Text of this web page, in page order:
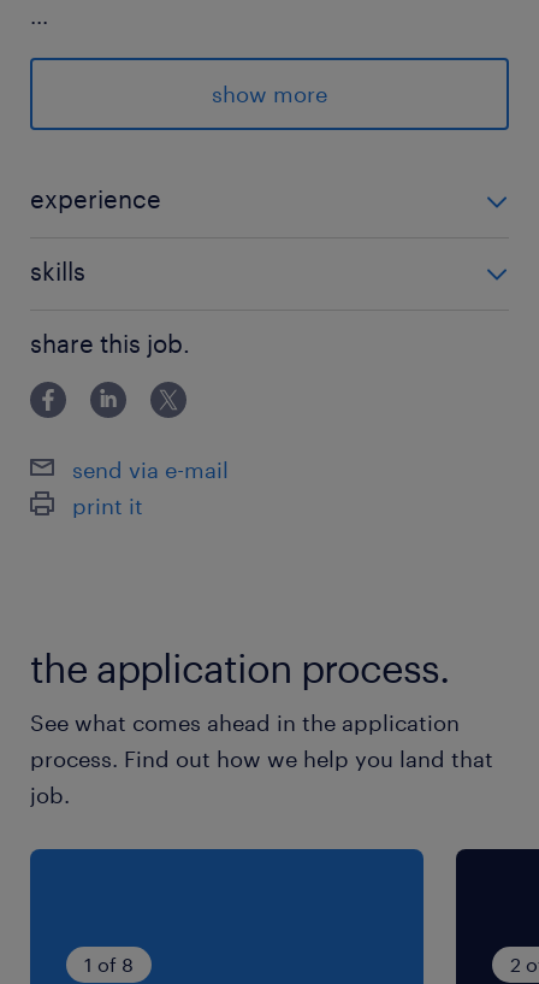
...
派遣先の特徴
小さな機械の部品製造から完成品までを一貫して
行う、精密なモノづくりの会社です。
最寄駅
西武新宿線、西武池袋線／所沢駅（車30分）
休日休暇
土日祝日
(月曜日以外の祝日は出勤となります)
残業
show more
experience
ある方 ・人事採用の経験がある方
skills
share this job.
send via e-mail
print it
the application process.
See what comes ahead in the application
process. Find out how we help you land that
job.
1 of 8 2